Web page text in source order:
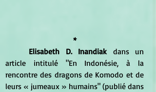
*
Elisabeth D. Inandiak dans un
article intitulé "En Indonésie, à la
rencontre des dragons de Komodo et de